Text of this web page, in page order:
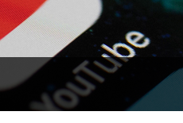
2시간 전 >
[속보]원·달러 환율, 0.7원
3시간 전 >"여기 떨어졌다"…다누리,
4시간 전 >손흥민, 5경기 연속골 실패
6시간 전 >
내일까지 39도 '펄펄'…기상
-16197초 전 >'월드컵 탈락 후폭풍'